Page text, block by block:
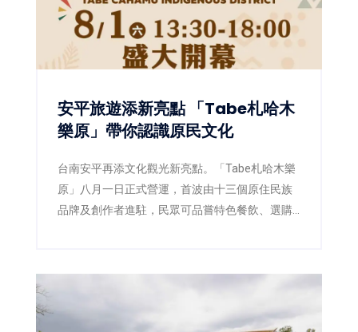
安平旅遊添新亮點 「Tabe札哈木
樂原」帶你認識原民文化
台南安平再添文化觀光新亮點。「Tabe札哈木樂
原」八月一日正式營運，首波由十三個原住民族
品牌及創作者進駐，民眾可品嘗特色餐飲、選購